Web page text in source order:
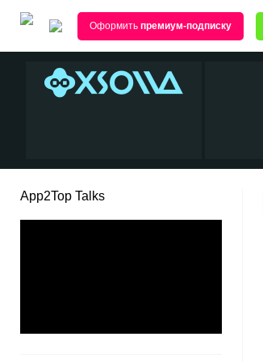
Оформить премиум-подписку
App2Top Talks